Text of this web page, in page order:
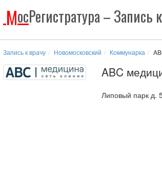
МосРегистратура– Запись
Запись к врачу Новомосковский Коммунарка
ABC
Липовый парк д.